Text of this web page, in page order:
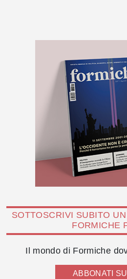
SOTTOSCRIVI SUBITO
FORMICHE
Il mondo di Formiche
ABBONATI